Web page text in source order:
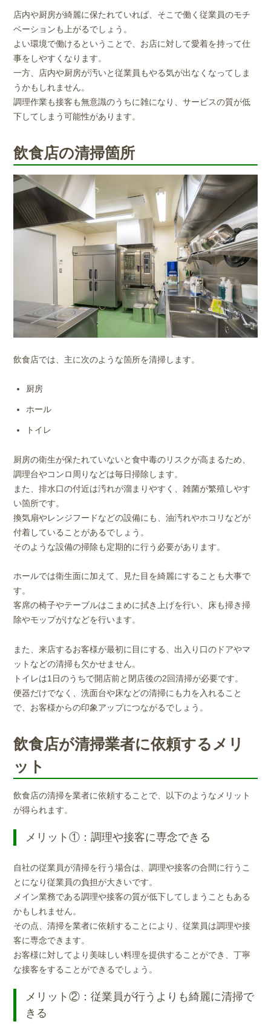
店内や厨房が綺麗に保たれていれば、そこで働く従業員のモチ
ベーションも上がるでしょう。
よい環境で働けるということで、お店に対して愛着を持って仕
事をしやすくなります。
一方、店内や厨房が汚いと従業員もやる気が出なくなってしま
うかもしれません。
調理作業も接客も無意識のうちに雑になり、サービスの質が低
下してしまう可能性があります。
飲食店の清掃箇所
飲食店では、主に次のような箇所を清掃します。
厨房
ホール
トイレ
厨房の衛生が保たれていないと食中毒のリスクが高まるため、
調理台やコンロ周りなどは毎日掃除します。
また、排水口の付近は汚れが溜まりやすく、雑菌が繁殖しやす
い箇所です。
換気扇やレンジフードなどの設備にも、油汚れやホコリなどが
付着していることがあるでしょう。
そのような設備の掃除も定期的に行う必要があります。
ホールでは衛生面に加えて、見た目を綺麗にすることも大事で
す。
客席の椅子やテーブルはこまめに拭き上げを行い、床も掃き掃
除やモップがけなどを行います。
また、来店するお客様が最初に目にする、出入り口のドアやマ
ットなどの清掃も欠かせません。
トイレは1日のうちで開店前と閉店後の2回清掃が必要です。
便器だけでなく、洗面台や床などの清掃にも力を入れること
で、お客様からの印象アップにつながるでしょう。
飲食店が清掃業者に依頼するメリ
ット
飲食店の清掃を業者に依頼することで、以下のようなメリット
が得られます。
メリット①：調理や接客に専念できる
自社の従業員が清掃を行う場合は、調理や接客の合間に行うこ
とになり従業員の負担が大きいです。
メイン業務である調理や接客の質が低下してしまうこともある
かもしれません。
その点、清掃を業者に依頼することにより、従業員は調理や接
客に専念できます。
お客様に対してより美味しい料理を提供することができ、丁寧
な接客をすることができるでしょう。
メリット②：従業員が行うよりも綺麗に清掃で
きる